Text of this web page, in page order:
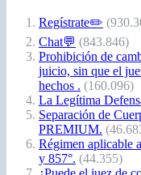
Regístrate✏️
Chat💬 (843.846)
Prohibición de
juicio, sin que el
hechos . (160.096)
La Legítima
Separación de
PREMIUM.
Régimen aplicable
y 857°. (44.355)